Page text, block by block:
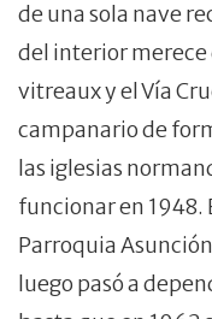
de una sola nave
del interior merece
vitreaux y el Vía
campanario de
las iglesias
funcionar en 1948.
Parroquia
luego pasó a